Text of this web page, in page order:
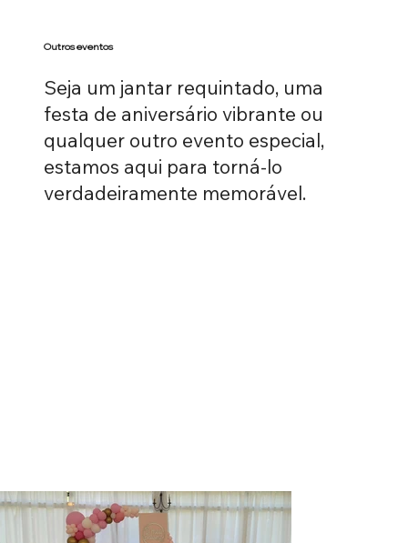
Seja um jantar requintado, uma
festa de aniversário vibrante ou
qualquer outro evento especial,
estamos aqui para torná-lo
verdadeiramente memorável.
Outros eventos